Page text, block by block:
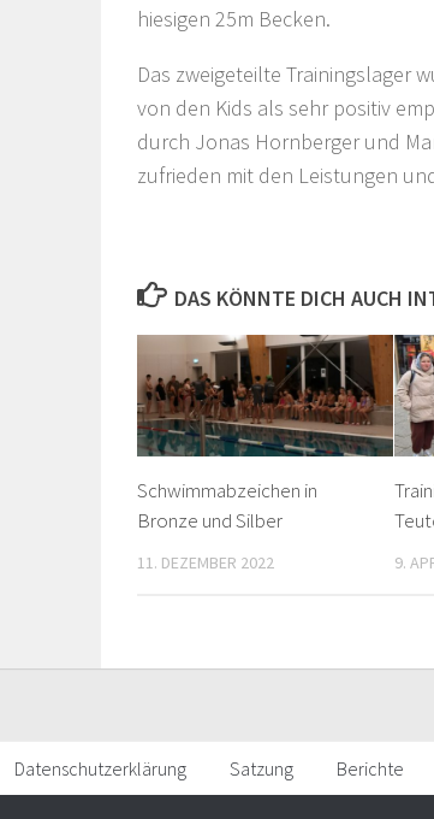
hiesigen 25m Becken.
Das zweigeteilte Trainingslager
von den Kids als sehr positiv
durch Jonas Hornberger und
zufrieden mit den Leistungen
DAS KÖNNTE DICH AUCH
Schwimmabzeichen in
Bronze und Silber
11. DEZEMBER 2022 9.
Datenschutzerklärung Satzung Berichte